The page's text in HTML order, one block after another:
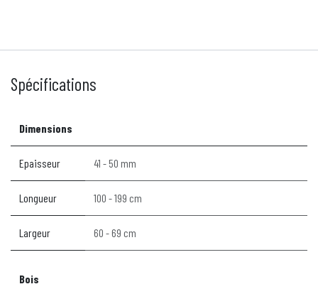
Spécifications
Dimensions
Epaisseur 41 - 50 mm
Longueur 100 - 199 cm
Largeur 60 - 69 cm
Bois